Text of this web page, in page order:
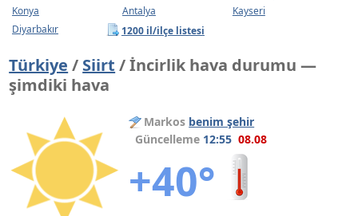
Konya
Antalya
Kayseri
Diyarbakır
1200 il/ilçe listesi
Türkiye / Siirt / İncirlik hava durumu —
şimdiki hava
Markos benim şehir
Güncelleme 12:55 08.08
+40°